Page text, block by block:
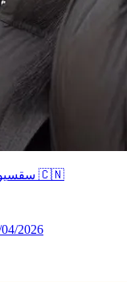
whereisemma09 - سقسيوني على الزواج في الصين 🇨🇳